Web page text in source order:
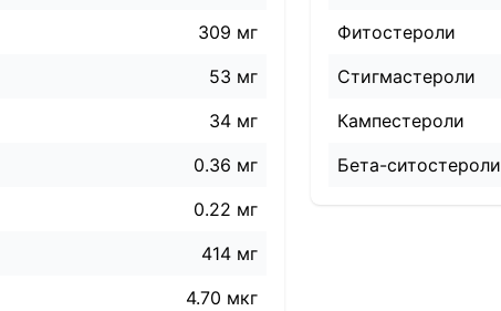
309 мг
53 мг
34 мг
0.36 мг
0.22 мг
414 мг
4.70 мкг
Фитостероли
Стигмастероли
Кампестероли
Бета-ситостероли